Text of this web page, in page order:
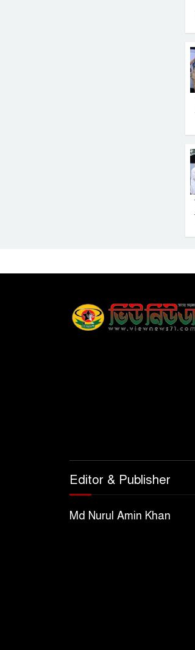
Editor & Publisher
Md Nurul Amin Khan